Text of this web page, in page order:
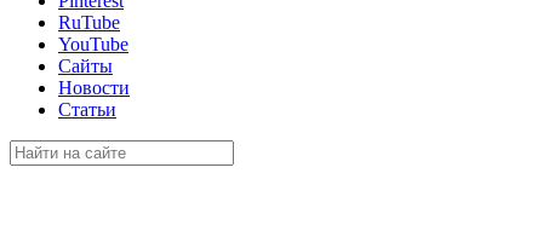
RuTube
YouTube
Сайты
Новости
Статьи